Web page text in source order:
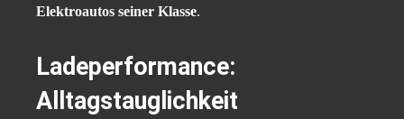
Elektroautos seiner Klasse.
Ladeperformance:
Alltagstauglichkeit